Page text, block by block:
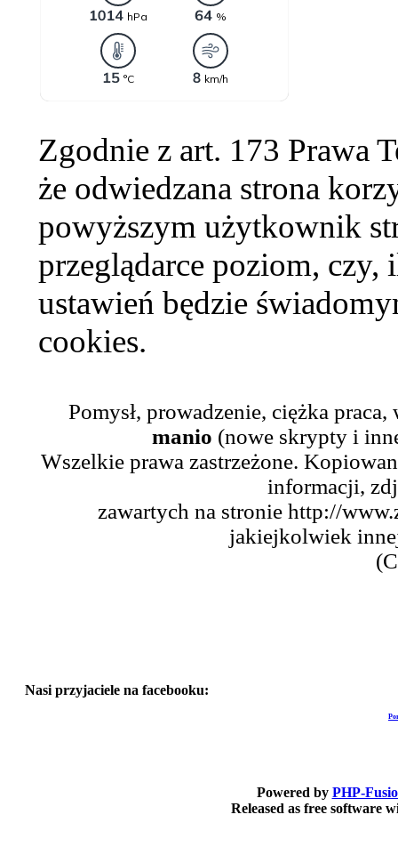
Zgodnie z art. 173 Prawa
że odwiedzana strona
powyższym użytkownik
przeglądarce poziom,
ustawień będzie
cookies.
Pomysł, prowadzenie, ciężka
manio (nowe skrypty i
Wszelkie prawa zastrzeżone.
informacji,
zawartych na stronie http://
jakiejkolwiek
Nasi przyjaciele na facebooku:
Powered by PHP-
Released as free software